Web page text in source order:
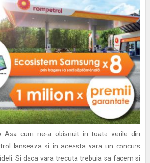
Asa cum ne-a obisnuit in toate verile din
lanseaza si in aceasta vara un concurs
Si daca vara trecuta trebuia sa facem si